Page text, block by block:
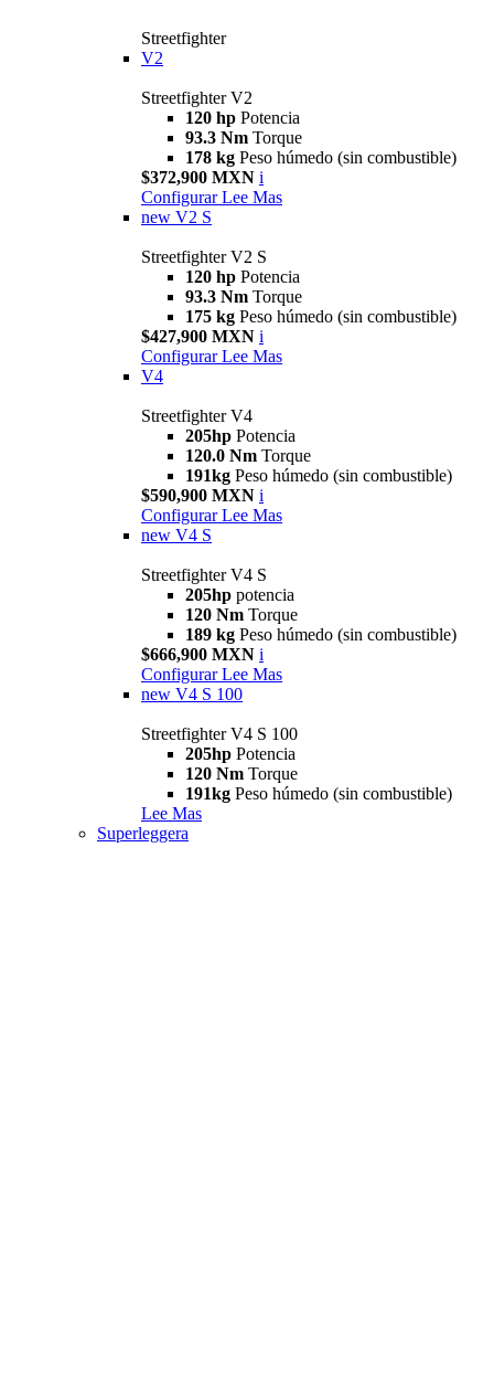
Streetfighter
V2
Streetfighter V2
120 hp Potencia
93.3 Nm Torque
178 kg Peso húmedo (sin combustible)
$372,900 MXN i
Configurar Lee Mas
new V2 S
Streetfighter V2 S
120 hp Potencia
93.3 Nm Torque
175 kg Peso húmedo (sin combustible)
$427,900 MXN i
Configurar Lee Mas
V4
Streetfighter V4
205hp Potencia
120.0 Nm Torque
191kg Peso húmedo (sin combustible)
$590,900 MXN i
Configurar Lee Mas
new V4 S
Streetfighter V4 S
205hp potencia
120 Nm Torque
189 kg Peso húmedo (sin combustible)
$666,900 MXN i
Configurar Lee Mas
new V4 S 100
Streetfighter V4 S 100
205hp Potencia
120 Nm Torque
191kg Peso húmedo (sin combustible)
Lee Mas
Superleggera